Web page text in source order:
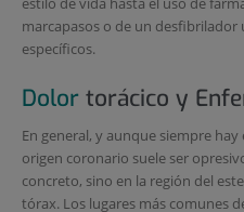
marcapasos o de un
específicos.
Dolortorácico y
En general, y aunque siempre hay
origen coronario suele ser
concreto, sino en la región del
tórax. Los lugares más comunes